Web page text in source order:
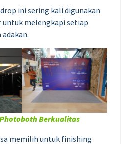
ini sering kali digunakan
untuk melengkapi setiap
Berkualitas
memilih untuk finishing